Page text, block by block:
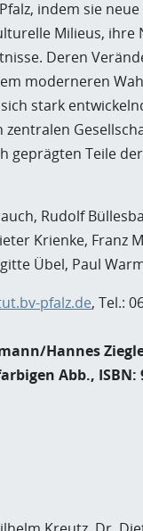
indem sie
Milieus,
Deren
moderneren
stark
zentralen
Teile
Rudolf
Krienke,
Übel, Paul
pfalz.de, Tel.:
Hannes
Abb., ISBN: